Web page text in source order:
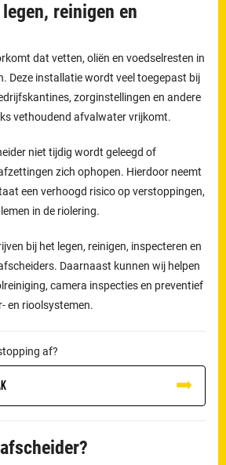
reinigen en
dat vetten, oliën en voedselresten in
Deze installatie wordt veel toegepast bij
zorginstellingen en andere
vethoudend afvalwater vrijkomt.
niet tijdig wordt geleegd of
zich ophopen. Hierdoor neemt
een verhoogd risico op verstoppingen,
in de riolering.
bij het legen, reinigen, inspecteren en
Daarnaast kunnen wij helpen
camera inspecties en preventief
en rioolsystemen.
af?